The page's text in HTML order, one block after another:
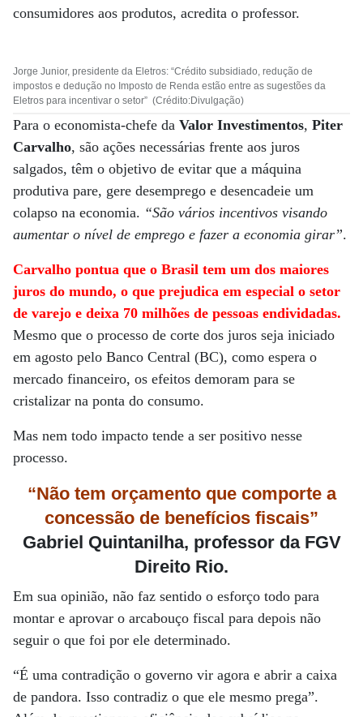
consumidores aos produtos, acredita o professor.
Jorge Junior, presidente da Eletros: “Crédito subsidiado, redução de
impostos e dedução no Imposto de Renda estão entre as sugestões da
Eletros para incentivar o setor” (Crédito:Divulgação)
Para o economista-chefe da Valor Investimentos, Piter
Carvalho, são ações necessárias frente aos juros
salgados, têm o objetivo de evitar que a máquina
produtiva pare, gere desemprego e desencadeie um
colapso na economia. “São vários incentivos visando
aumentar o nível de emprego e fazer a economia girar”.
Carvalho pontua que o Brasil tem um dos maiores
juros do mundo, o que prejudica em especial o setor
de varejo e deixa 70 milhões de pessoas endividadas.
Mesmo que o processo de corte dos juros seja iniciado
em agosto pelo Banco Central (BC), como espera o
mercado financeiro, os efeitos demoram para se
cristalizar na ponta do consumo.
Mas nem todo impacto tende a ser positivo nesse
processo.
“Não tem orçamento que comporte a
concessão de benefícios fiscais”
Gabriel Quintanilha, professor da FGV
Direito Rio.
Em sua opinião, não faz sentido o esforço todo para
montar e aprovar o arcabouço fiscal para depois não
seguir o que foi por ele determinado.
“É uma contradição o governo vir agora e abrir a caixa
de pandora. Isso contradiz o que ele mesmo prega”.